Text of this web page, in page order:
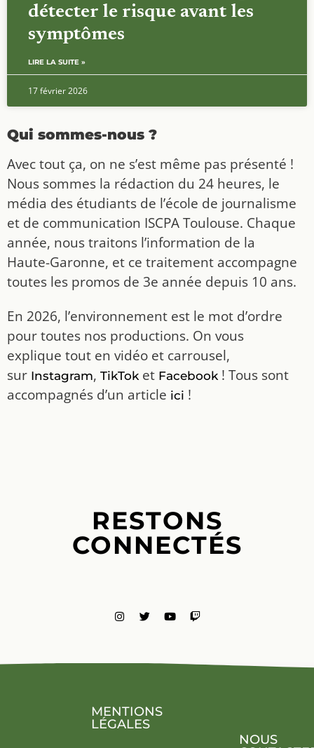
détecter le risque avant les
symptômes
LIRE LA SUITE »
17 février 2026
Qui sommes-nous ?
Avec tout ça, on ne s’est même pas présenté !
Nous sommes la rédaction du 24 heures, le
média des étudiants de l’école de journalisme
et de communication ISCPA Toulouse. Chaque
année, nous traitons l’information de la
Haute-Garonne, et ce traitement accompagne
toutes les promos de 3e année depuis 10 ans.
En 2026, l’environnement est le mot d’ordre
pour toutes nos productions. On vous
explique tout en vidéo et carrousel,
sur Instagram, TikToket Facebook! Tous sont
accompagnés d’un article ici !
RESTONS
CONNECTÉS
MENTIONS
LÉGALES
NOUS